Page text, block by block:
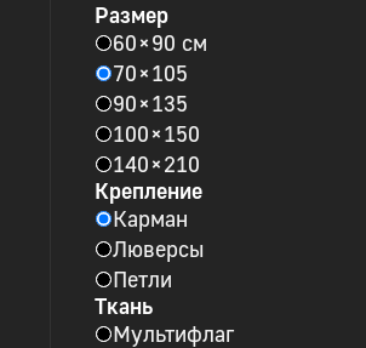
Размер
60 × 90 см
70 × 105
90 × 135
100 × 150
140 × 210
Крепление
Карман
Люверсы
Петли
Ткань
Мультифлаг